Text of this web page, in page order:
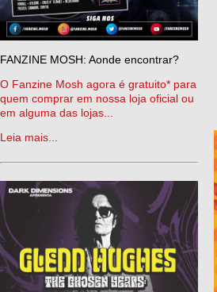
FANZINE MOSH: Aonde encontrar?
O Fanzine Mosh agora é gratuito* para
quem comprar em nossa loja oficial ou
em alguma das lojas...
Leia mais...